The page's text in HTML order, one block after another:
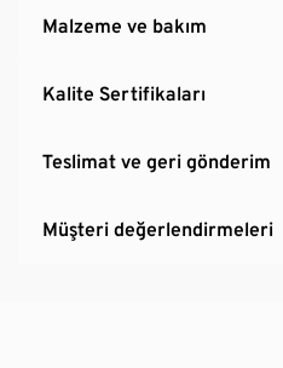
Malzeme ve bakım
Kalite Sertifikaları
Teslimat ve geri gönderim
Müşteri değerlendirmeleri